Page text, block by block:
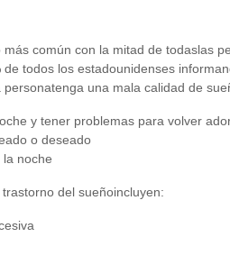
común con la mitad de todaslas
todos los estadounidenses
una mala calidad de
y tener problemas para volver
o deseado
noche
del sueñoincluyen: